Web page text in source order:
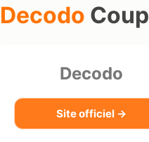
Decodo
Decodo
Site officiel →